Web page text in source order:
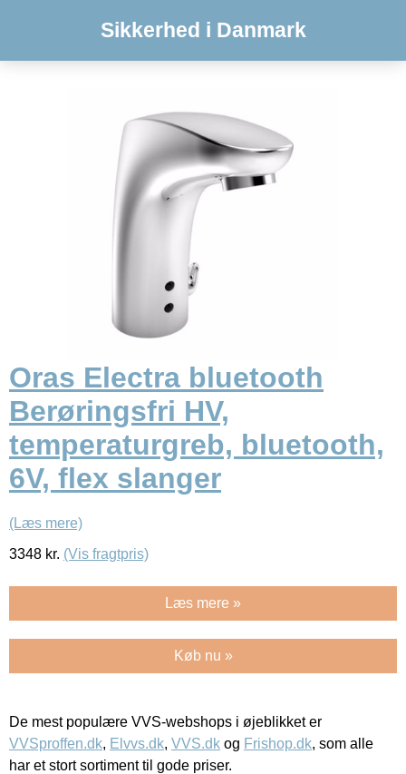
Sikkerhed i Danmark
Oras Electra bluetooth
Berøringsfri HV,
temperaturgreb, bluetooth,
6V, flex slanger
(Læs mere)
3348 kr. (Vis fragtpris)
Læs mere »
Køb nu »
De mest populære VVS-webshops i øjeblikket er
VVSproffen.dk, Elvvs.dk, VVS.dk og Frishop.dk, som alle
har et stort sortiment til gode priser.